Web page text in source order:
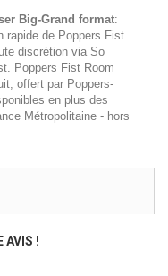
Big-Grand format:
rapide de Poppers Fist
discrétion via So
Poppers Fist Room
offert par Poppers-
en plus des
Métropolitaine - hors
AVIS !